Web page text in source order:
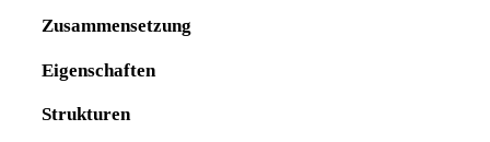
Zusammensetzung
Eigenschaften
Strukturen